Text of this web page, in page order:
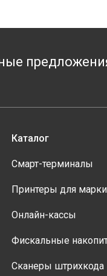
Каталог
Смарт-терминалы
Принтеры для
Онлайн-кассы
Фискальные
Сканеры штрихкода